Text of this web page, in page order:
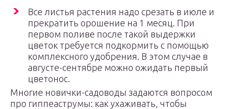
Все листья растения надо срезать в июле и
прекратить орошение на 1 месяц. При
первом поливе после такой выдержки
цветок требуется подкормить с помощью
комплексного удобрения. В этом случае в
августе-сентябре можно ожидать первый
цветонос.
Многие новички-садоводы задаются вопросом
про гиппеаструмы: как ухаживать, чтобы